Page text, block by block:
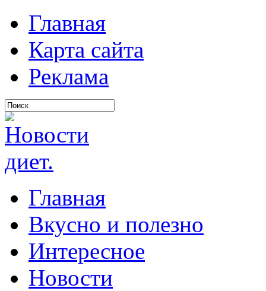
Главная
Карта сайта
Реклама
Главная
Вкусно и полезно
Интересное
Новости